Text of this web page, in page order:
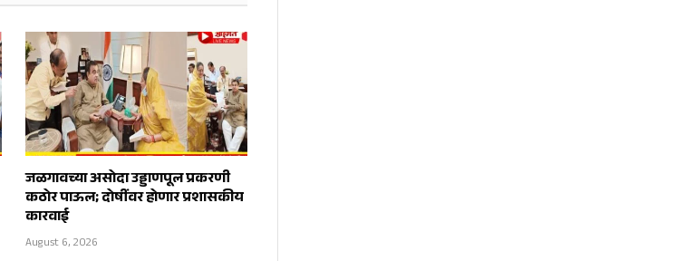
जळगावच्या असोदा उड्डाणपूल प्रकरणी
कठोर पाऊल; दोषींवर होणार प्रशासकीय
कारवाई
August 6, 2026